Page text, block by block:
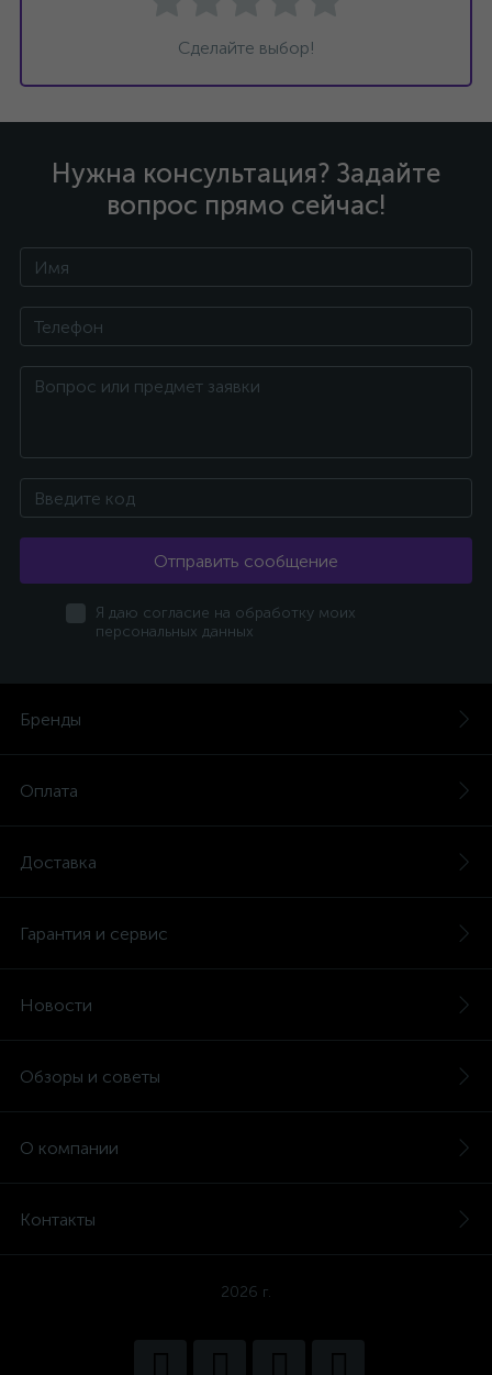
Сделайте выбор!
Нужна консультация? Задайте
вопрос прямо сейчас!
Отправить сообщение
Я даю согласие на обработку моих
персональных данных
Бренды
Оплата
Доставка
Гарантия и сервис
Новости
Обзоры и советы
О компании
Контакты
2026 г.